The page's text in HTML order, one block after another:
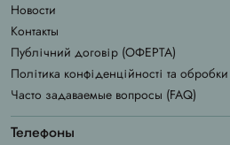
Новости
Контакты
Публічний договір (ОФЕРТА)
Політика конфіденційності та
Часто задаваемые вопросы (FAQ)
Телефоны